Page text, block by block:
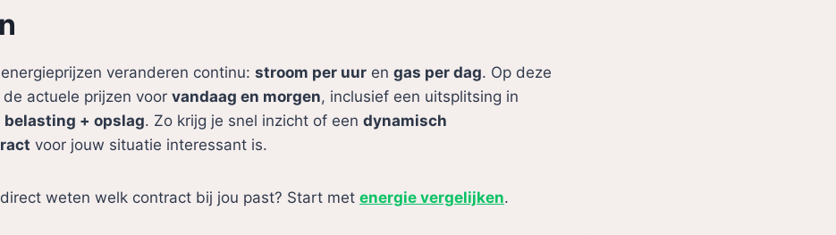
veranderen continu: stroom per uur en gas per dag. Op deze
actuele prijzen voor vandaag en morgen, inclusief een uitsplitsing in
+ opslag. Zo krijg je snel inzicht of een dynamisch
voor jouw situatie interessant is.
weten welk contract bij jou past? Start met energie vergelijken.